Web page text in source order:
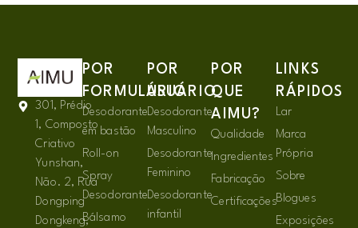
301, Prédio
1, Composto
Criativo
Yunshan,
Não. 2, Rua
Dongping
Dongkeng,
POR
FORMULÁRIO
Desodorante
em bastão
Roll-on
Spray
Desodorante
Bálsamo
POR
USUÁRIO
Desodorante
Masculino
Desodorante
Feminino
Desodorante
infantil
POR
QUE
AIMU?
Qualidade
Ingredientes
Fabricação
Certificações
LINKS
RÁPIDOS
Lar
Marca
Própria
Sobre
Blogues
Exposições